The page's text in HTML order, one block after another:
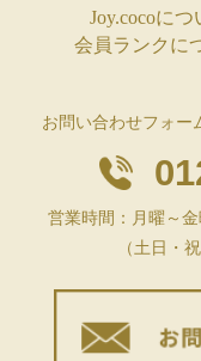
Joy.cocoにつ
会員ランクに
お問い合わせフォー
営業時間：月曜～金
（土日・